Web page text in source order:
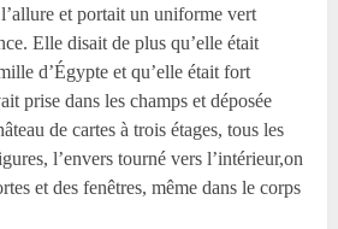
et portait un uniforme vert
Elle disait de plus qu’elle était
d’Égypte et qu’elle était fort
prise dans les champs et déposée
de cartes à trois étages, tous les
l’envers tourné vers l’intérieur,on
et des fenêtres, même dans le corps